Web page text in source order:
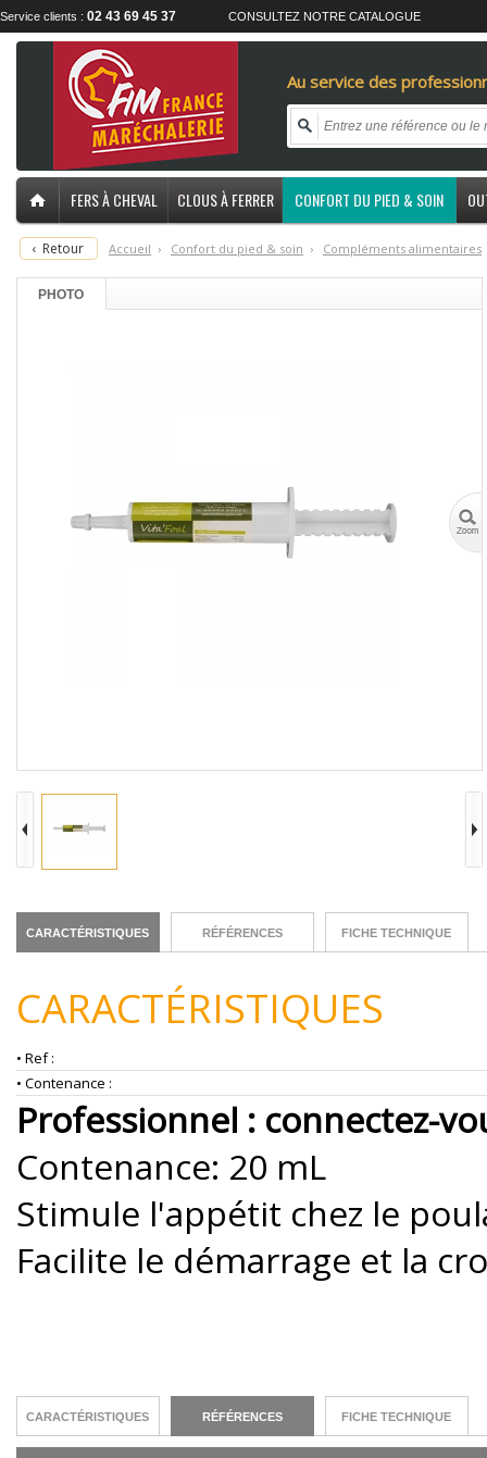
Service clients : 02 43 69 45 37 CONSULTEZ NOTRE CATALOGUE
Au service des
FERS À CHEVAL CLOUS À FERRER CONFORT DU PIED & SOIN
‹ Retour Accueil › Confort du pied & soin › Compléments alimentaires
PHOTO
CARACTÉRISTIQUES RÉFÉRENCES FICHE TECHNIQUE
CARACTÉRISTIQUES
• Ref :
• Contenance :
Professionnel : connectez-
Contenance: 20 mL
Stimule l'appétit chez le
Facilite le démarrage et la
CARACTÉRISTIQUES RÉFÉRENCES FICHE TECHNIQUE